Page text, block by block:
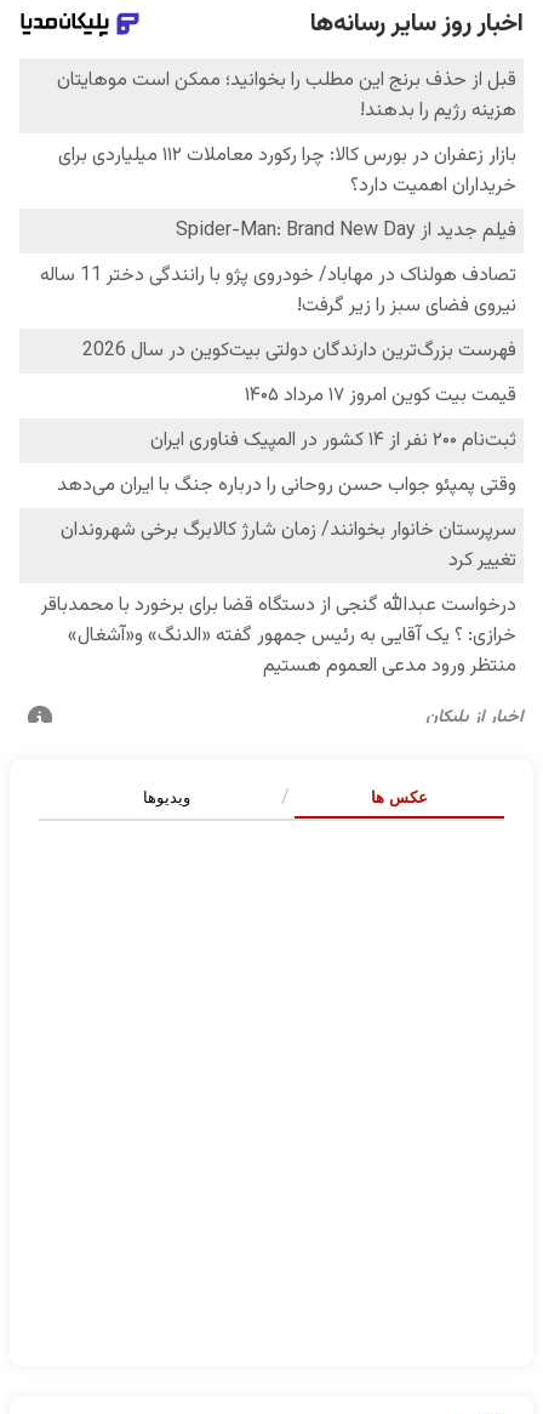
عکس ها ویدیوها